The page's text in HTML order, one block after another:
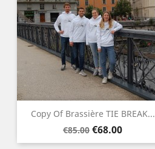
Copy Of Brassière TIE BREAK...
Regular
price
€85.00 Price
€68.00